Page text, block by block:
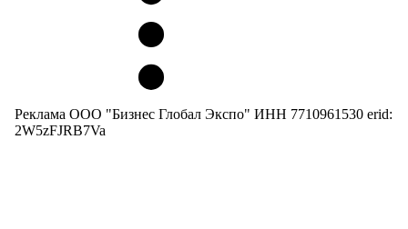
Реклама ООО "Бизнес Глобал Экспо" ИНН 7710961530 erid:
2W5zFJRB7Va